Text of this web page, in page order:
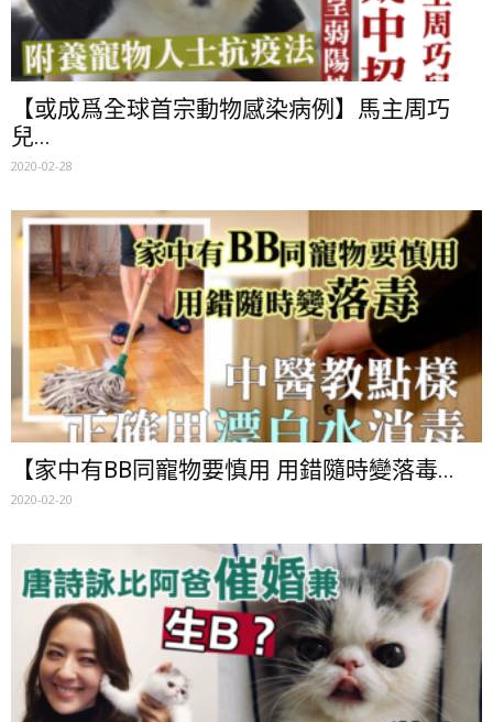
【或成爲全球首宗動物感染病例】馬主周巧
兒...
2020-02-28
【家中有BB同寵物要慎用 用錯隨時變落毒...
2020-02-20